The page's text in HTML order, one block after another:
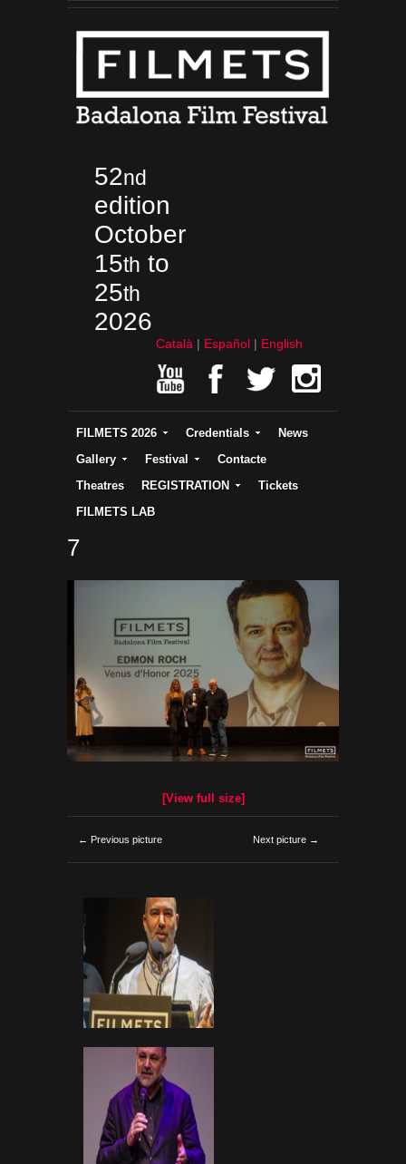
52nd
edition
October
15th to
25th
2026
Català Español English
FILMETS 2026 Credentials
News
Gallery
Festival
Contacte
Theatres
REGISTRATION
Tickets
FILMETS LAB
7
[View full size]
← Previous picture Next picture →